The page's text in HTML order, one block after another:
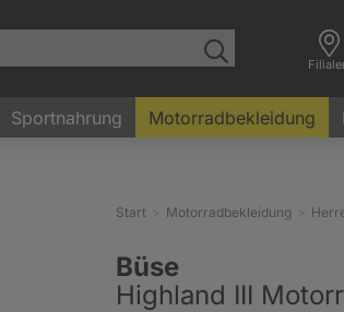
Sportnahrung Motorradbekleidung
Start Motorradbekleidung
Büse
Highland III